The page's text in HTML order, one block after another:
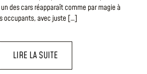
des cars réapparaît comme par magie à
occupants, avec juste […]
LIRE LA SUITE